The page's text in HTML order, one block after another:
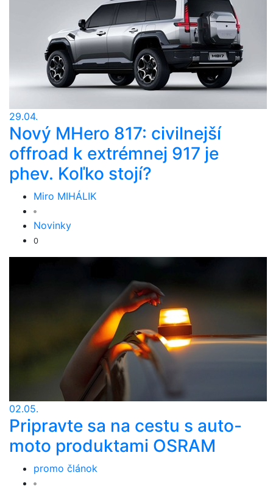
29.04.
Nový MHero 817: civilnejší
offroad k extrémnej 917 je
phev. Koľko stojí?
Miro MIHÁLIK
Novinky
0
02.05.
Pripravte sa na cestu s auto-
moto produktami OSRAM
promo článok